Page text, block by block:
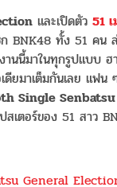
และเปิดตัว 51
BNK48 ทั้ง 51 คน
นนี้มาในทุกรูปแบบ ฮ
ดียมาเต็มกันเลย แฟ
Single
เตอร์ของ 51 สาว
General